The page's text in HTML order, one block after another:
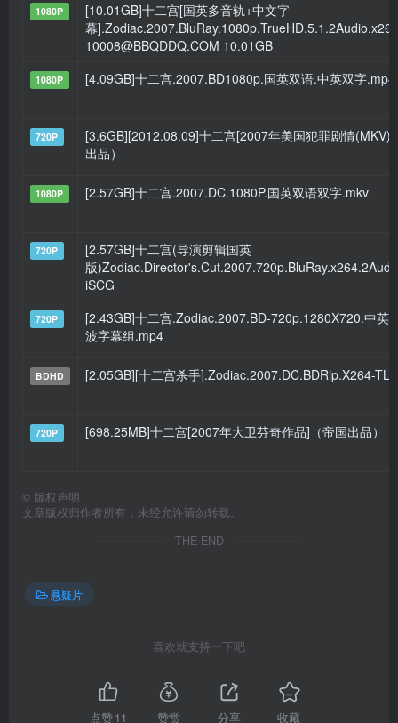
1080P
[10.01GB]十二宫[国英多音轨+中文字
幕
10008@BBQDDQ.COM 10.01GB
1080P [4.09GB]十二宫.2007.BD1080p.国英双语.中英双字.mp4
720P
[3.6GB][2012.08.09]十二宫[2007年美国犯罪剧情(MKV)]
出品）
1080P [2.57GB]十二宫.2007.DC.1080P.国英双语双字.mkv
720P
[2.57GB]十二宫(导演剪辑国英
版
iSCG
720P
[2.43GB]十二宫.Zodiac.2007.BD-720p.1280X720.中英
波字幕组.mp4
BDHD [2.05GB][十二宫杀手].Zodiac.2007.DC.BDRip.X264-TLF
720P [698.25MB]十二宫[2007年大卫芬奇作品]（帝国出品）
© 版权声明
文章版权归作者所有，未经允许请勿转载。
THE END
悬疑片
喜欢就支持一下吧
点赞11 赞赏 分享 收藏